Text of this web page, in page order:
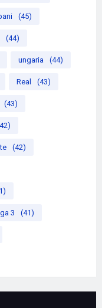
(45)
(44)
ungaria (44)
Real (43)
(43)
(42)
3 (41)